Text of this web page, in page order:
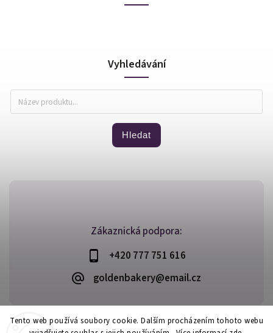
Tento web používá soubory cookie. Dalším procházením tohoto webu
Zákaznická podpora:
+420 777 751 616
goldenbakery@email.cz
Vyhledávání
Hledat